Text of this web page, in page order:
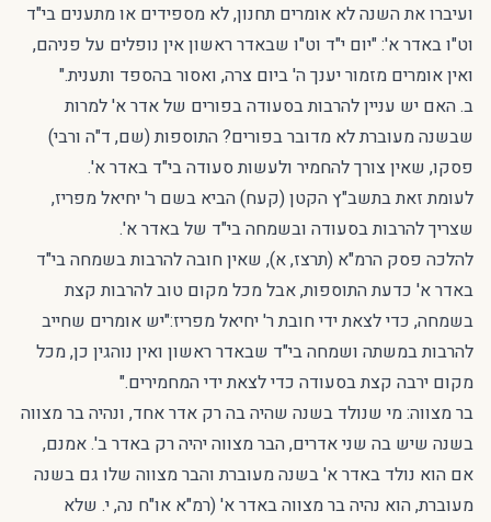
ועיברו את השנה לא אומרים תחנון, לא מספידים או מתענים בי"ד
וט"ו באדר א': "יום י"ד וט"ו שבאדר ראשון אין נופלים על פניהם,
ואין אומרים מזמור יענך ה' ביום צרה, ואסור בהספד ותענית."
ב. האם יש עניין להרבות בסעודה בפורים של אדר א' למרות
שבשנה מעוברת לא מדובר בפורים? התוספות (שם, ד"ה ורבי)
פסקו, שאין צורך להחמיר ולעשות סעודה בי"ד באדר א'.
לעומת זאת בתשב"ץ הקטן (קעח) הביא בשם ר' יחיאל מפריז,
שצריך להרבות בסעודה ובשמחה בי"ד של באדר א'.
להלכה פסק הרמ"א (תרצז, א), שאין חובה להרבות בשמחה בי"ד
באדר א' כדעת התוספות, אבל מכל מקום טוב להרבות קצת
בשמחה, כדי לצאת ידי חובת ר' יחיאל מפריז:"יש אומרים שחייב
להרבות במשתה ושמחה בי"ד שבאדר ראשון ואין נוהגין כן, מכל
מקום ירבה קצת בסעודה כדי לצאת ידי המחמירים."
בר מצווה: מי שנולד בשנה שהיה בה רק אדר אחד, ונהיה בר מצווה
בשנה שיש בה שני אדרים, הבר מצווה יהיה רק באדר ב'. אמנם,
אם הוא נולד באדר א' בשנה מעוברת והבר מצווה שלו גם בשנה
מעוברת, הוא נהיה בר מצווה באדר א' (רמ"א או"ח נה, י. שלא